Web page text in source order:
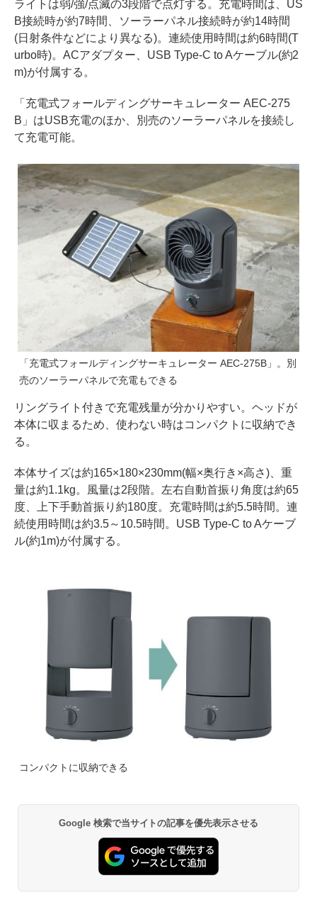
ライトは弱/強/点滅の3段階で点灯する。充電時間は、US
B接続時が約7時間、ソーラーパネル接続時が約14時間
(日射条件などにより異なる)。連続使用時間は約6時間(T
urbo時)。ACアダプター、USB Type-C to Aケーブル(約2
m)が付属する。
「充電式フォールディングサーキュレーター AEC-275
B」はUSB充電のほか、別売のソーラーパネルを接続し
て充電可能。
「充電式フォールディングサーキュレーター AEC-275B」。別
売のソーラーパネルで充電もできる
リングライト付きで充電残量が分かりやすい。ヘッドが
本体に収まるため、使わない時はコンパクトに収納でき
る。
本体サイズは約165×180×230mm(幅×奥行き×高さ)、重
量は約1.1kg。風量は2段階。左右自動首振り角度は約65
度、上下手動首振り約180度。充電時間は約5.5時間。連
続使用時間は約3.5～10.5時間。USB Type-C to Aケーブ
ル(約1m)が付属する。
コンパクトに収納できる
Google 検索で当サイトの記事を優先表示させる